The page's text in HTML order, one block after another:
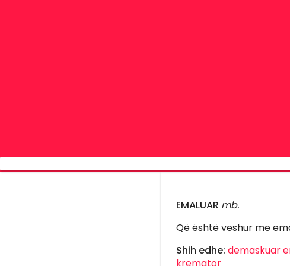
EMALUAR mb.
Që është veshur me
Shih edhe: demaskuar
kremator